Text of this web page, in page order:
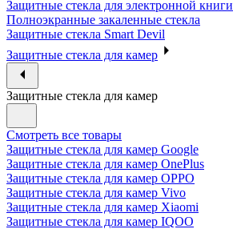
Защитные стекла для электронной книги
Полноэкранные закаленные стекла
Защитные стекла Smart Devil
Защитные стекла для камер
Защитные стекла для камер
Смотреть все товары
Защитные стекла для камер Google
Защитные стекла для камер OnePlus
Защитные стекла для камер OPPO
Защитные стекла для камер Vivo
Защитные стекла для камер Xiaomi
Защитные стекла для камер IQOO